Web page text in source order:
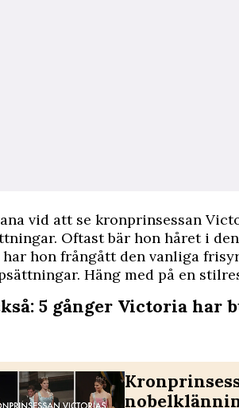
vid att se kronprinsessan
Oftast bär hon håret i
hon frångått den vanliga
Häng med på en
5 gånger Victoria har